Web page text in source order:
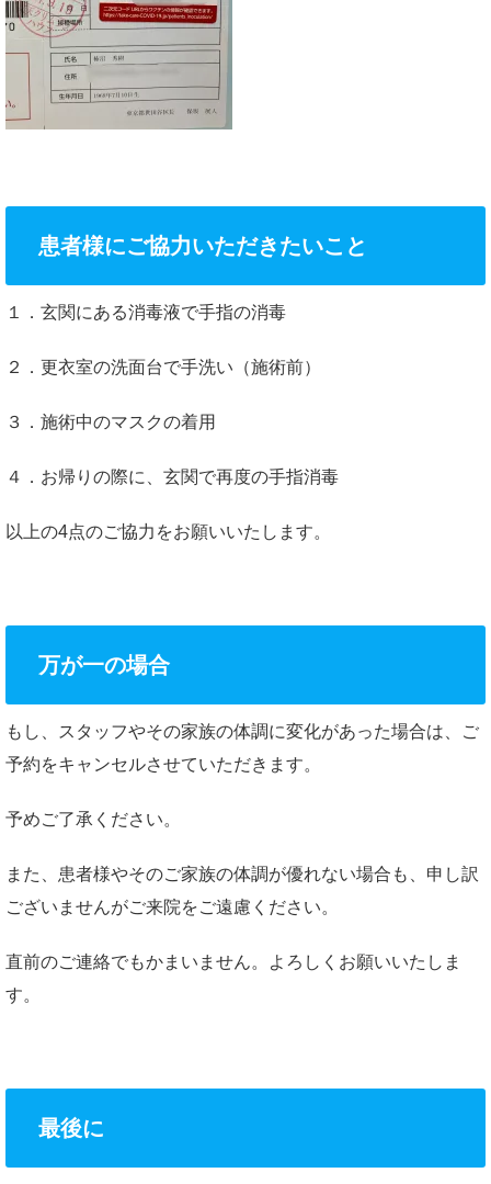
患者様にご協力いただきたいこと
１．玄関にある消毒液で手指の消毒
２．更衣室の洗面台で手洗い（施術前）
３．施術中のマスクの着用
４．お帰りの際に、玄関で再度の手指消毒
以上の4点のご協力をお願いいたします。
万が一の場合
もし、スタッフやその家族の体調に変化があった場合は、ご
予約をキャンセルさせていただきます。
予めご了承ください。
また、患者様やそのご家族の体調が優れない場合も、申し訳
ございませんがご来院をご遠慮ください。
直前のご連絡でもかまいません。よろしくお願いいたしま
す。
最後に